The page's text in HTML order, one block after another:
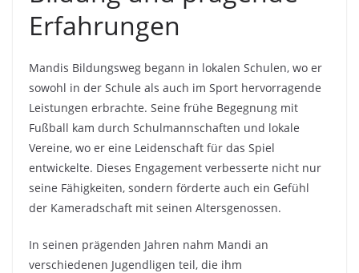
Erfahrungen
Mandis Bildungsweg begann in lokalen Schulen, wo er
sowohl in der Schule als auch im Sport hervorragende
Leistungen erbrachte. Seine frühe Begegnung mit
Fußball kam durch Schulmannschaften und lokale
Vereine, wo er eine Leidenschaft für das Spiel
entwickelte. Dieses Engagement verbesserte nicht nur
seine Fähigkeiten, sondern förderte auch ein Gefühl
der Kameradschaft mit seinen Altersgenossen.
In seinen prägenden Jahren nahm Mandi an
verschiedenen Jugendligen teil, die ihm